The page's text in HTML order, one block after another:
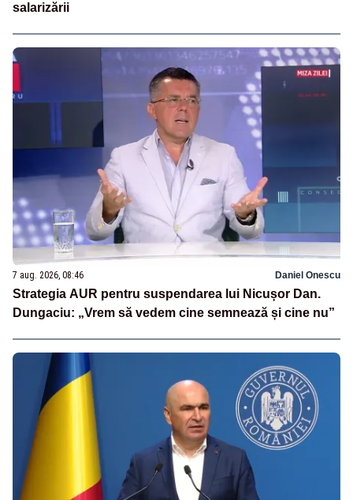
salarizării
7 aug. 2026, 08:46 Daniel Onescu
Strategia AUR pentru suspendarea lui Nicușor Dan.
Dungaciu: „Vrem să vedem cine semnează și cine nu”